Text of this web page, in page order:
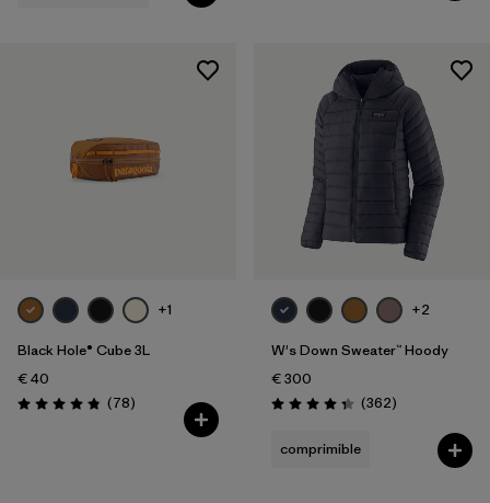
+1
Black Hole® Cube 3L
€ 40
Puntuación: 4.8 / 5
(78Reseñas
)
+2
W's Down Sweater™ Hoody
€ 300
Puntuación: 4.4 / 5
(362Reseñas
)
comprimible